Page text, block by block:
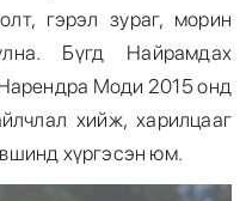
гэрэл зураг, морин
Бүгд Найрамдах
Моди 2015 онд
хийж, харилцааг
хүргэсэн юм.